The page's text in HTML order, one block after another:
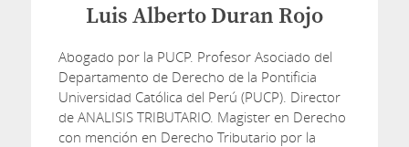
Luis Alberto Duran Rojo
Abogado por la PUCP. Profesor Asociado del
Departamento de Derecho de la Pontificia
Universidad Católica del Perú (PUCP). Director
de ANALISIS TRIBUTARIO. Magister en Derecho
con mención en Derecho Tributario por la